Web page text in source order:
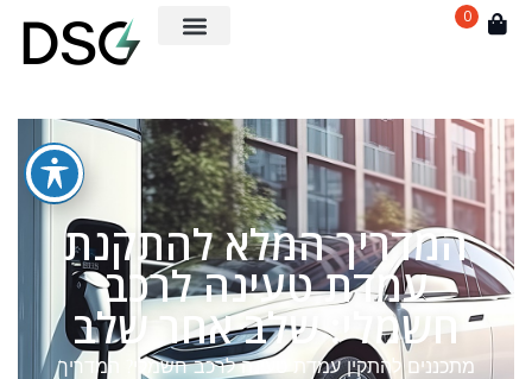
0
המדריך המלא להתקנת
עמדת טעינה לרכב
חשמלי: שלב אחר שלב
מתכננים להתקין עמדת טעינה לרכב חשמלי? המדריך